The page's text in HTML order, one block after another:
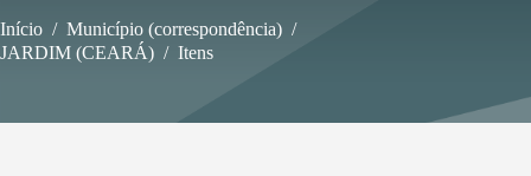
Início / Município (correspondência) /
JARDIM (CEARÁ) / Itens